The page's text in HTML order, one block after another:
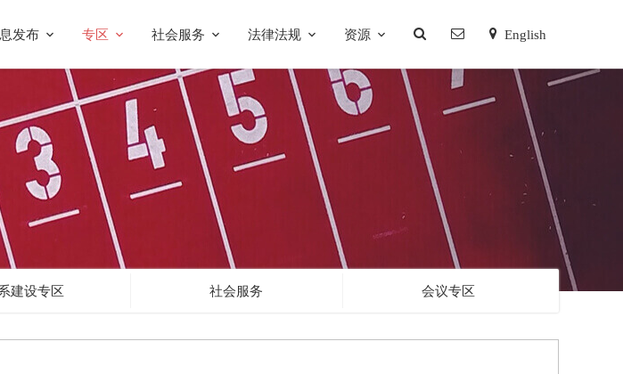
发布 专区 社会服务 法律法规 资源 English
建设专区 社会服务 会议专区